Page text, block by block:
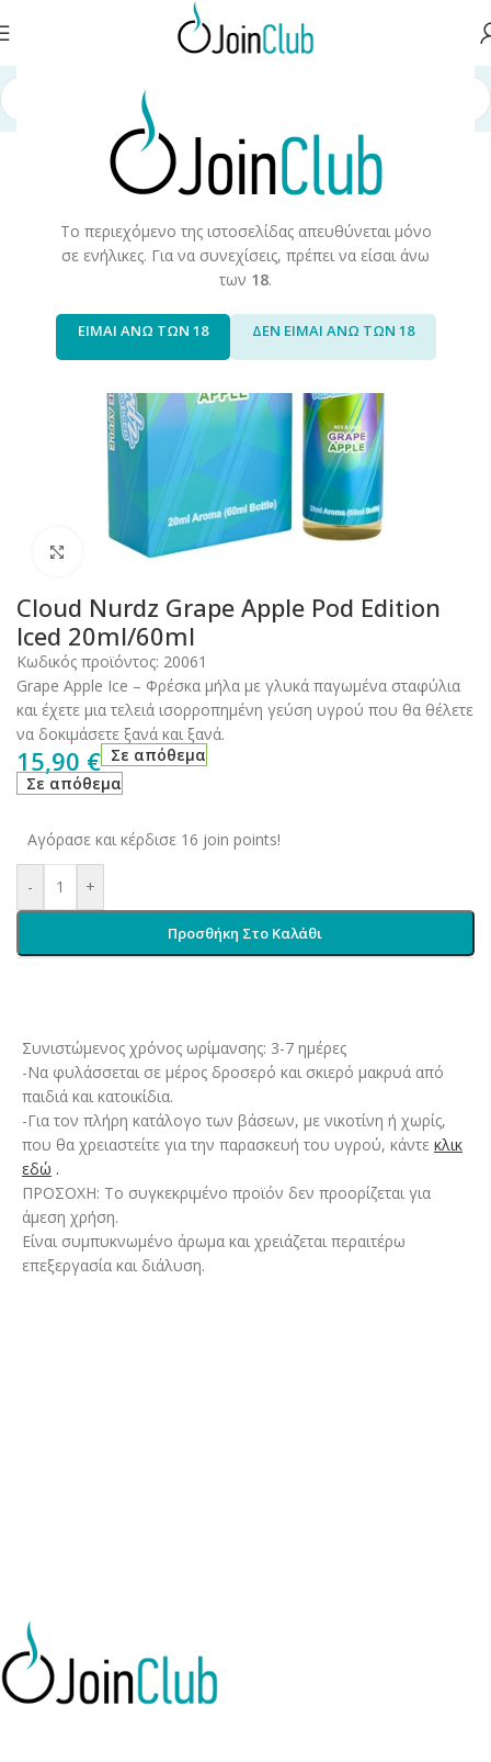
Το περιεχόμενο της ιστοσελίδας απευθύνεται μόνο
σε ενήλικες. Για να συνεχίσεις, πρέπει να είσαι άνω
των 18.
ΕΙΜΑΙ ΑΝΩ ΤΩΝ 18 ΔΕΝ ΕΙΜΑΙ ΑΝΩ ΤΩΝ 18
Υγρά Αναπλήρωσης
Click to enlarge
Cloud Nurdz Grape Apple Pod Edition
Iced 20ml/60ml
Κωδικός προϊόντος: 20061
Grape Apple Ice – Φρέσκα μήλα με γλυκά παγωμένα σταφύλια
και έχετε μια τελειά ισορροπημένη γεύση υγρού που θα θέλετε
να δοκιμάσετε ξανά και ξανά.
15,90 € Σε απόθεμα
Σε απόθεμα
Αγόρασε και κέρδισε 16 join points!
- +
Προσθήκη Στο Καλάθι
Συνιστώμενος χρόνος ωρίμανσης: 3-7 ημέρες
-Να φυλάσσεται σε μέρος δροσερό και σκιερό μακρυά από
παιδιά και κατοικίδια.
-Για τον πλήρη κατάλογο των βάσεων, με νικοτίνη ή χωρίς,
που θα χρειαστείτε για την παρασκευή του υγρού, κάντε κλικ
εδώ .
ΠΡΟΣΟΧΗ: Το συγκεκριμένο προϊόν δεν προορίζεται για
άμεση χρήση.
Είναι συμπυκνωμένο άρωμα και χρειάζεται περαιτέρω
επεξεργασία και διάλυση.